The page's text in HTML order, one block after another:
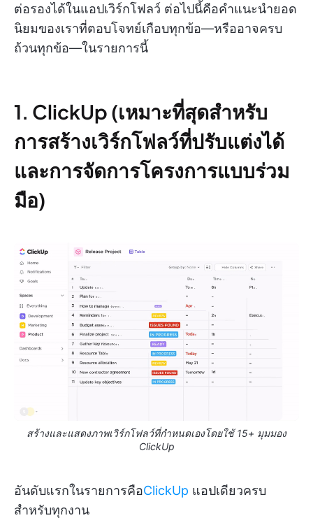
ต่อรองได้ในแอปเวิร์กโฟลว์ ต่อไปนี้คือคำแนะนำยอด
นิยมของเราที่ตอบโจทย์เกือบทุกข้อ—หรืออาจครบ
ถ้วนทุกข้อ—ในรายการนี้
1. ClickUp (เหมาะที่สุดสำหรับ
การสร้างเวิร์กโฟลว์ที่ปรับแต่งได้
และการจัดการโครงการแบบร่วม
มือ)
สร้างและแสดงภาพเวิร์กโฟลว์ที่กำหนดเองโดยใช้ 15+ มุมมอง
ClickUp
อันดับแรกในรายการคือClickUp แอปเดียวครบ
สำหรับทุกงาน